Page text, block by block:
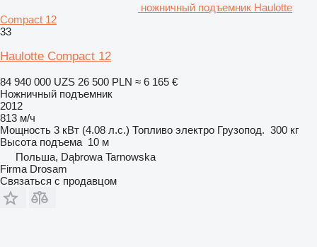
ножничный подъемник Haulotte
Compact 12
33
Haulotte Compact 12
84 940 000 UZS 26 500 PLN ≈ 6 165 €
Ножничный подъемник
2012
813 м/ч
Мощность 3 кВт (4.08 л.с.) Топливо электро Грузопод. 300 кг
Высота подъема 10 м
Польша, Dąbrowa Tarnowska
Firma Drosam
Связаться с продавцом